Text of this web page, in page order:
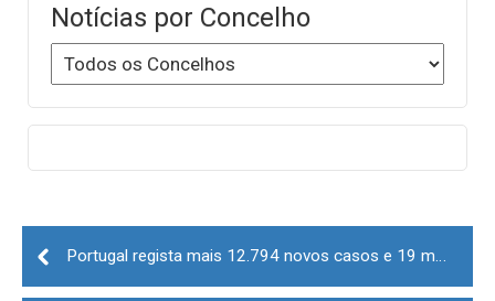
Notícias por Concelho
Post
navigation
Portugal regista mais 12.794 novos casos e 19 mortes pela Covid-19